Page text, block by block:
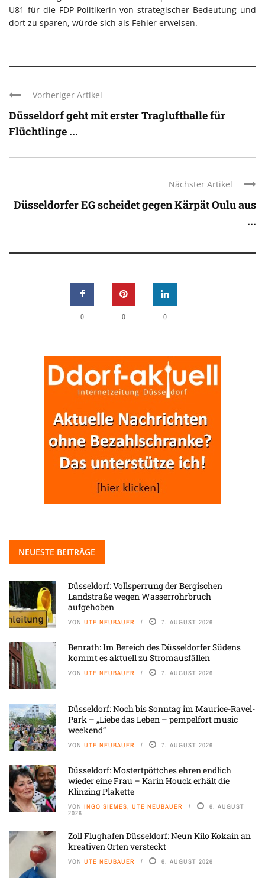
U81 für die FDP-Politikerin von strategischer Bedeutung und
dort zu sparen, würde sich als Fehler erweisen.
Vorheriger Artikel
Düsseldorf geht mit erster Traglufthalle für
Flüchtlinge ...
Nächster Artikel
Düsseldorfer EG scheidet gegen Kärpät Oulu aus
...
0 0 0
NEUESTE BEITRÄGE
Düsseldorf: Vollsperrung der Bergischen
Landstraße wegen Wasserrohrbruch
aufgehoben
VON UTE NEUBAUER 7. AUGUST 2026
Benrath: Im Bereich des Düsseldorfer Südens
kommt es aktuell zu Stromausfällen
VON UTE NEUBAUER 7. AUGUST 2026
Düsseldorf: Noch bis Sonntag im Maurice-Ravel-
Park – „Liebe das Leben – pempelfort music
weekend“
VON UTE NEUBAUER 7. AUGUST 2026
Düsseldorf: Mostertpöttches ehren endlich
wieder eine Frau – Karin Houck erhält die
Klinzing Plakette
VON INGO SIEMES, UTE NEUBAUER 6. AUGUST
2026
Zoll Flughafen Düsseldorf: Neun Kilo Kokain an
kreativen Orten versteckt
VON UTE NEUBAUER 6. AUGUST 2026